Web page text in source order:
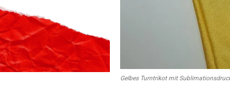
Gelbes Turntrikot mit